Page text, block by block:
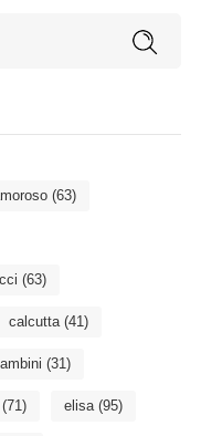
(63)
(63)
calcutta(41)
(31)
(71) elisa(95)